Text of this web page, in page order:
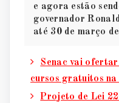
e agora estão
governador
até 30 de março
Senac vai ofertar
cursos gratuitos na
Projeto de Lei